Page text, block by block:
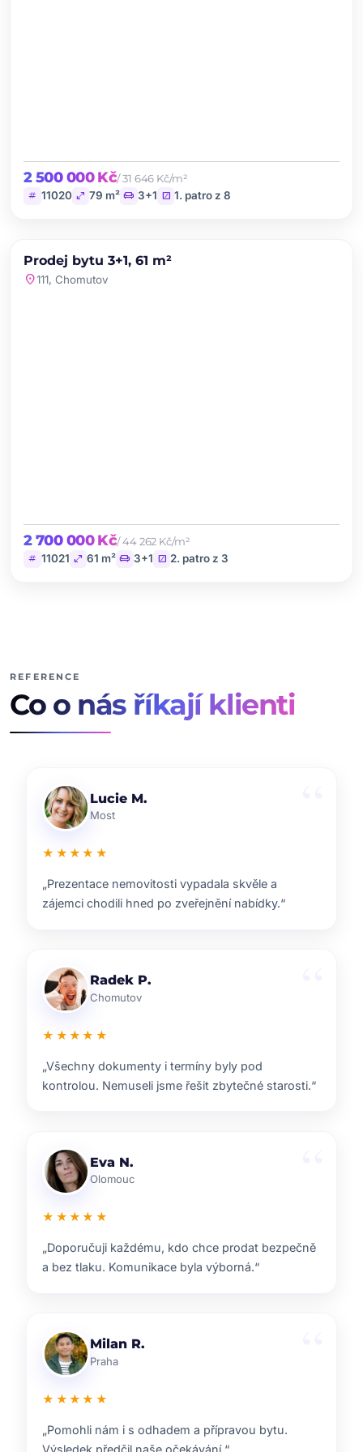
2 500 000 Kč/ 31 646 Kč/m²
tag 11020 open_in_full 79 m² chair 3+1 stairs 1. patro z 8
PRODEJ NOVINKA
Prodej bytu 3+1, 61 m²
location_on111, Chomutov
2 700 000 Kč/ 44 262 Kč/m²
tag 11021 open_in_full 61 m² chair 3+1 stairs 2. patro z 3
REFERENCE
Co o nás říkají klienti
Klára D.
Pardubice
★★★★★
„Rychlá reakce, dobrý marketing a férové jednání.
Přesně takhle si představuji realitní služby.“
Pavel B.
Brno
★★★★★
„Od prvního setkání bylo jasné, že ví, co dělají.
Prodej proběhl hladce a za dobrou cenu.“
Lenka T.
Plzeň
★★★★★
„Velmi příjemná spolupráce. Každý krok nám
vysvětlili a vždy jsme věděli, co nás čeká.“
Ondřej S.
Liberec
★★★★★
„ZOO reality nám pomohli s prodejem domu i s
navazujícím hledáním nového bydlení.“